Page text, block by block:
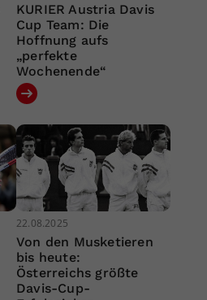
KURIER Austria Davis
Cup Team: Die
Hoffnung aufs
„perfekte
Wochenende“
22.08.2025
Von den Musketieren
bis heute:
Österreichs größte
Davis-Cup-